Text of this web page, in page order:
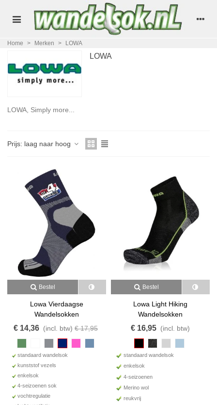
Home > Merken > LOWA
LOWA
LOWA, Simply more...
Prijs: laag naar hoog
Bestel
Lowa Vierdaagse
Wandelsokken
€ 14,36 (incl. btw) € 17,95
standaard wandelsok
kunststof vezels
enkelsok
4-seizoenen sok
vochtregulatie
Bestel
Lowa Light Hiking
Wandelsokken
€ 16,95 (incl. btw)
standaard wandelsok
enkelsok
4-seizoenen
Merino wol
reukvrij